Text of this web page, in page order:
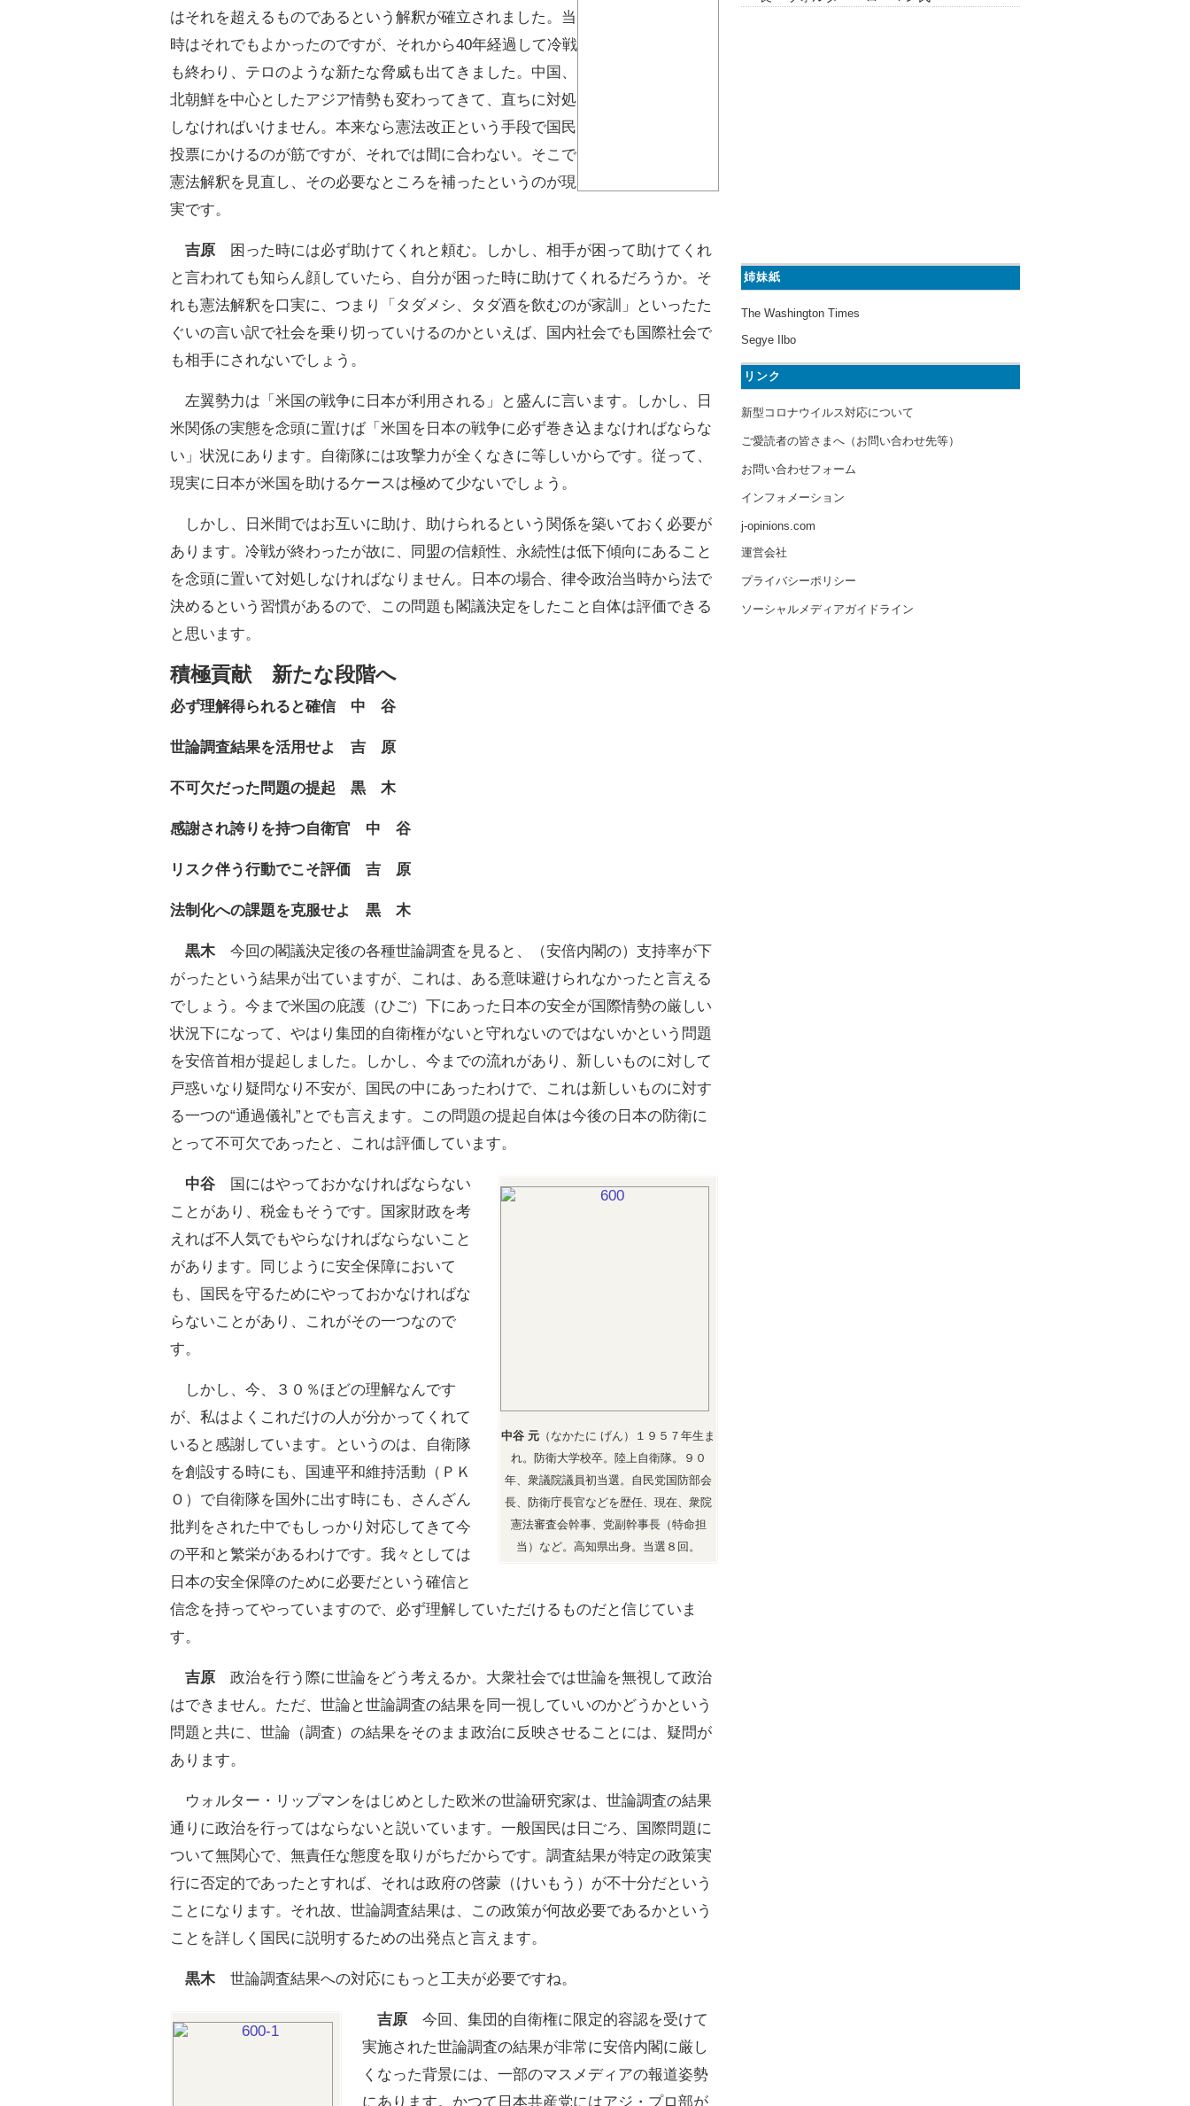
はそれを超えるものであるという解釈が確立されました。当
時はそれでもよかったのですが、それから40年経過して冷戦
も終わり、テロのような新たな脅威も出てきました。中国、
北朝鮮を中心としたアジア情勢も変わってきて、直ちに対処
しなければいけません。本来なら憲法改正という手段で国民
投票にかけるのが筋ですが、それでは間に合わない。そこで
憲法解釈を見直し、その必要なところを補ったというのが現
実です。
吉原 困った時には必ず助けてくれと頼む。しかし、相手が困って助けてくれ
と言われても知らん顔していたら、自分が困った時に助けてくれるだろうか。そ
れも憲法解釈を口実に、つまり「タダメシ、タダ酒を飲むのが家訓」といったた
ぐいの言い訳で社会を乗り切っていけるのかといえば、国内社会でも国際社会で
も相手にされないでしょう。
左翼勢力は「米国の戦争に日本が利用される」と盛んに言います。しかし、日
米関係の実態を念頭に置けば「米国を日本の戦争に必ず巻き込まなければならな
い」状況にあります。自衛隊には攻撃力が全くなきに等しいからです。従って、
現実に日本が米国を助けるケースは極めて少ないでしょう。
しかし、日米間ではお互いに助け、助けられるという関係を築いておく必要が
あります。冷戦が終わったが故に、同盟の信頼性、永続性は低下傾向にあること
を念頭に置いて対処しなければなりません。日本の場合、律令政治当時から法で
決めるという習慣があるので、この問題も閣議決定をしたこと自体は評価できる
と思います。
積極貢献 新たな段階へ
必ず理解得られると確信 中 谷
世論調査結果を活用せよ 吉 原
不可欠だった問題の提起 黒 木
感謝され誇りを持つ自衛官 中 谷
リスク伴う行動でこそ評価 吉 原
法制化への課題を克服せよ 黒 木
黒木今回の閣議決定後の各種世論調査を見ると、（安倍内閣の）支持率が下
がったという結果が出ていますが、これは、ある意味避けられなかったと言える
でしょう。今まで米国の庇護（ひご）下にあった日本の安全が国際情勢の厳しい
状況下になって、やはり集団的自衛権がないと守れないのではないかという問題
を安倍首相が提起しました。しかし、今までの流れがあり、新しいものに対して
戸惑いなり疑問なり不安が、国民の中にあったわけで、これは新しいものに対す
る一つの“通過儀礼”とでも言えます。この問題の提起自体は今後の日本の防衛に
とって不可欠であったと、これは評価しています。
中谷 元 （なかたに げん）１９５７年生ま
れ。防衛大学校卒。陸上自衛隊。９０
年、衆議院議員初当選。自民党国防部会
長、防衛庁長官などを歴任、現在、衆院
憲法審査会幹事、党副幹事長（特命担
当）など。高知県出身。当選８回。
中谷 国にはやっておかなければならない
ことがあり、税金もそうです。国家財政を考
えれば不人気でもやらなければならないこと
があります。同じように安全保障において
も、国民を守るためにやっておかなければな
らないことがあり、これがその一つなので
す。
しかし、今、３０％ほどの理解なんです
が、私はよくこれだけの人が分かってくれて
いると感謝しています。というのは、自衛隊
を創設する時にも、国連平和維持活動（ＰＫ
Ｏ）で自衛隊を国外に出す時にも、さんざん
批判をされた中でもしっかり対応してきて今
の平和と繁栄があるわけです。我々としては
日本の安全保障のために必要だという確信と
信念を持ってやっていますので、必ず理解していただけるものだと信じていま
す。
吉原 政治を行う際に世論をどう考えるか。大衆社会では世論を無視して政治
はできません。ただ、世論と世論調査の結果を同一視していいのかどうかという
問題と共に、世論（調査）の結果をそのまま政治に反映させることには、疑問が
あります。
ウォルター・リップマンをはじめとした欧米の世論研究家は、世論調査の結果
通りに政治を行ってはならないと説いています。一般国民は日ごろ、国際問題に
ついて無関心で、無責任な態度を取りがちだからです。調査結果が特定の政策実
行に否定的であったとすれば、それは政府の啓蒙（けいもう）が不十分だという
ことになります。それ故、世論調査結果は、この政策が何故必要であるかという
ことを詳しく国民に説明するための出発点と言えます。
黒木世論調査結果への対応にもっと工夫が必要ですね。
吉原 今回、集団的自衛権に限定的容認を受けて
実施された世論調査の結果が非常に安倍内閣に厳し
くなった背景には、一部のマスメディアの報道姿勢
にあります。かつて日本共産党にはアジ・プロ部が
姉妹紙
The Washington Times
Segye Ilbo
リンク
新型コロナウイルス対応について
ご愛読者の皆さまへ（お問い合わせ先等）
お問い合わせフォーム
インフォメーション
j-opinions.com
運営会社
プライバシーポリシー
ソーシャルメディアガイドライン